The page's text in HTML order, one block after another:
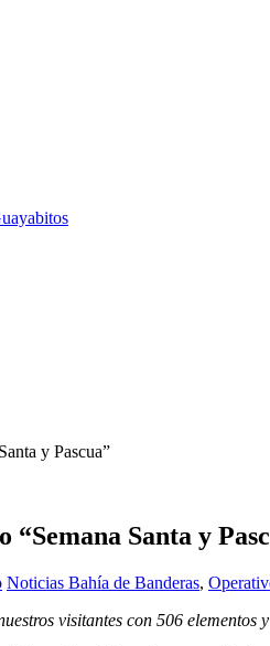
y Pascua”
Santa y
Noticias Bahía de Banderas,
visitantes con 506 elementos